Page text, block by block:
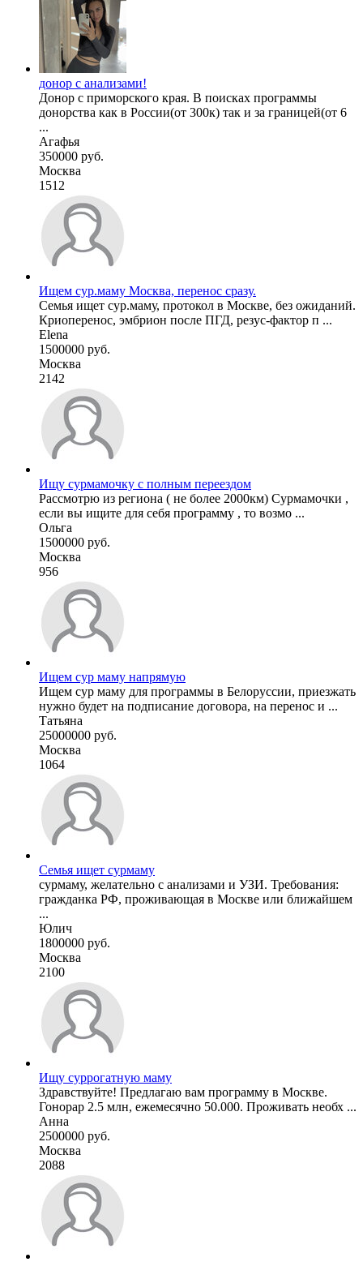
донор с анализами!
Донор с приморского края. В поисках программы
донорства как в России(от 300к) так и за границей(от 6
...
Агафья
350000 руб.
Москва
1512
Ищем сур.маму Москва, перенос сразу.
Семья ищет сур.маму, протокол в Москве, без ожиданий.
Криоперенос, эмбрион после ПГД, резус-фактор п ...
Elena
1500000 руб.
Москва
2142
Ищу сурмамочку с полным переездом
Рассмотрю из региона ( не более 2000км) Сурмамочки ,
если вы ищите для себя программу , то возмо ...
Ольга
1500000 руб.
Москва
956
Ищем сур маму напрямую
Ищем сур маму для программы в Белоруссии, приезжать
нужно будет на подписание договора, на перенос и ...
Татьяна
25000000 руб.
Москва
1064
Семья ищет сурмаму
сурмаму, желательно с анализами и УЗИ. Требования:
гражданка РФ, проживающая в Москве или ближайшем
...
Юлич
1800000 руб.
Москва
2100
Ищу суррогатную маму
Здравствуйте! Предлагаю вам программу в Москве.
Гонорар 2.5 млн, ежемесячно 50.000. Проживать необх ...
Анна
2500000 руб.
Москва
2088